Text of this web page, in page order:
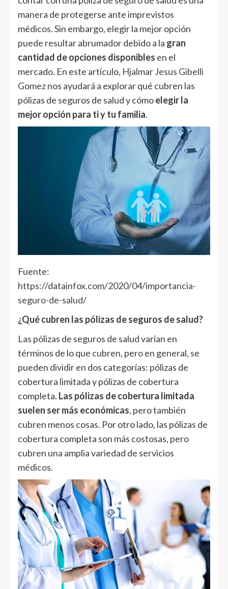
manera de protegerse ante imprevistos
médicos. Sin embargo, elegir la mejor opción
puede resultar abrumador debido a la gran
cantidad de opciones disponibles en el
mercado. En este artículo, Hjalmar Jesus Gibelli
Gomeznos ayudará a explorar qué cubren las
pólizas de seguros de salud y cómoelegir la
mejor opción para ti y tu familia.
Fuente:
https://datainfox.com/2020/04/importancia-
seguro-de-salud/
¿Qué cubren las pólizas de seguros de salud?
Las pólizas de seguros de salud varían en
términos de lo que cubren, pero en general, se
pueden dividir en dos categorías: pólizas de
cobertura limitada y pólizas de cobertura
completa. Las pólizas de cobertura limitada
suelen ser más económicas, pero también
cubren menos cosas. Por otro lado, las pólizas de
cobertura completa son más costosas, pero
cubren una amplia variedad de servicios
médicos.